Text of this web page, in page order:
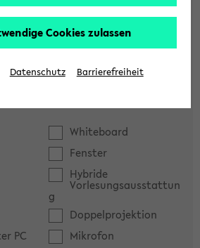
Whiteboard
Fenster
Hybride
Vorlesungsausstattun
g
Doppelprojektion
PC
Mikrofon
Cookies zulassen
Datenschutz Barrierefreiheit